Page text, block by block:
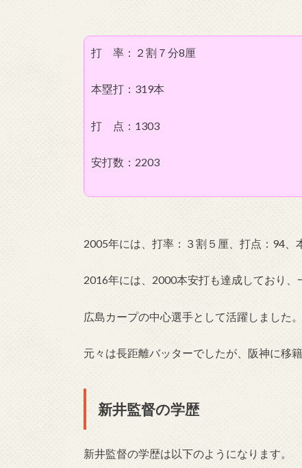
打 率：２割７分8厘
本塁打：319本
打 点：1303
安打数：2203
2005年には、打率：３割５厘、打点：94、
2016年には、2000本安打も達成しており、
広島カープの中心選手として活躍しました。
元々は長距離バッターでしたが、阪神に移
新井監督の学歴
新井監督の学歴は以下のようになります。